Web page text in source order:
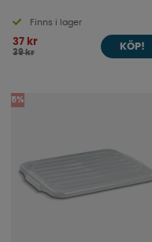
Finns i lager
37 kr
39 kr
KÖP!
5%